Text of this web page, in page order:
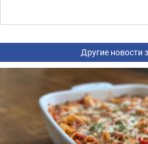
Другие новости